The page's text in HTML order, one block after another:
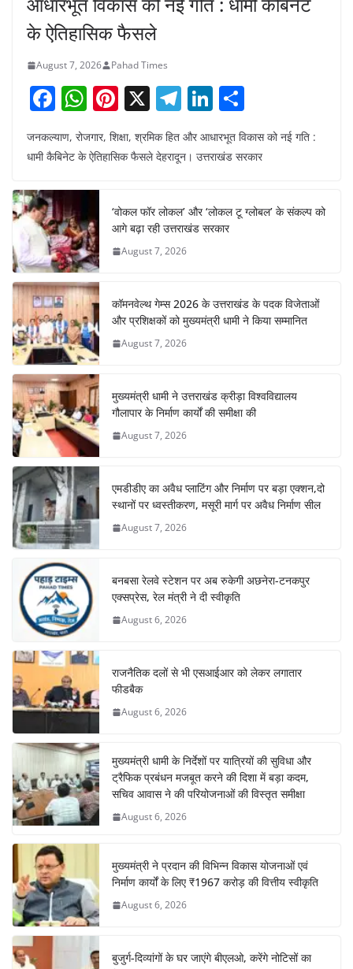
के ऐतिहासिक फैसले
August 7, 2026 Pahad Times
F
c
b
o
o
k
W
at
s
A
p
p
Pi
er
st
X T
el
e
a
m
Li
k
dI
n
h
ar
जनकल्याण, रोजगार, शिक्षा, श्रमिक हित और आधारभूत विकास को नई गति :
धामी कैबिनेट के ऐतिहासिक फैसले देहरादून। उत्तराखंड सरकार
‘वोकल फॉर लोकल’ और ‘लोकल टू ग्लोबल’ के संकल्प को
आगे बढ़ा रही उत्तराखंड सरकार
August 7, 2026
कॉमनवेल्थ गेम्स 2026 के उत्तराखंड के पदक विजेताओं
और प्रशिक्षकों को मुख्यमंत्री धामी ने किया सम्मानित
August 7, 2026
मुख्यमंत्री धामी ने उत्तराखंड क्रीड़ा विश्वविद्यालय
गौलापार के निर्माण कार्यों की समीक्षा की
August 7, 2026
एमडीडीए का अवैध प्लाटिंग और निर्माण पर बड़ा एक्शन,दो
स्थानों पर ध्वस्तीकरण, मसूरी मार्ग पर अवैध निर्माण सील
August 7, 2026
बनबसा रेलवे स्टेशन पर अब रुकेगी अछनेरा-टनकपुर
एक्सप्रेस, रेल मंत्री ने दी स्वीकृति
August 6, 2026
राजनैतिक दलों से भी एसआईआर को लेकर लगातार
फीडबैक
August 6, 2026
मुख्यमंत्री धामी के निर्देशों पर यात्रियों की सुविधा और
ट्रैफिक प्रबंधन मजबूत करने की दिशा में बड़ा कदम,
सचिव आवास ने की परियोजनाओं की विस्तृत समीक्षा
August 6, 2026
मुख्यमंत्री ने प्रदान की विभिन्न विकास योजनाओं एवं
निर्माण कार्यों के लिए ₹1967 करोड़ की वित्तीय स्वीकृति
August 6, 2026
बुजुर्ग-दिव्यांगों के घर जाएंगे बीएलओ, करेंगे नोटिसों का